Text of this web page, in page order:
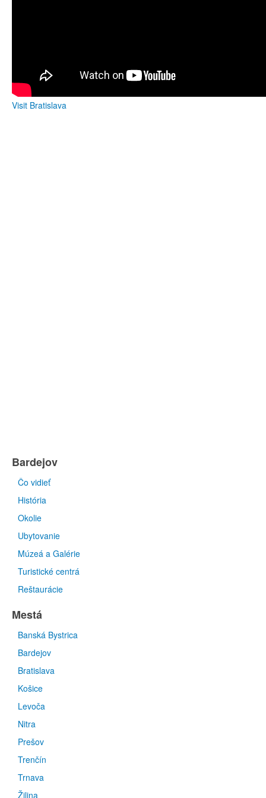
Visit Bratislava
Bardejov
Čo vidieť
História
Okolie
Ubytovanie
Múzeá a Galérie
Turistické centrá
Reštaurácie
Mestá
Banská Bystrica
Bardejov
Bratislava
Košice
Levoča
Nitra
Prešov
Trenčín
Trnava
Žilina